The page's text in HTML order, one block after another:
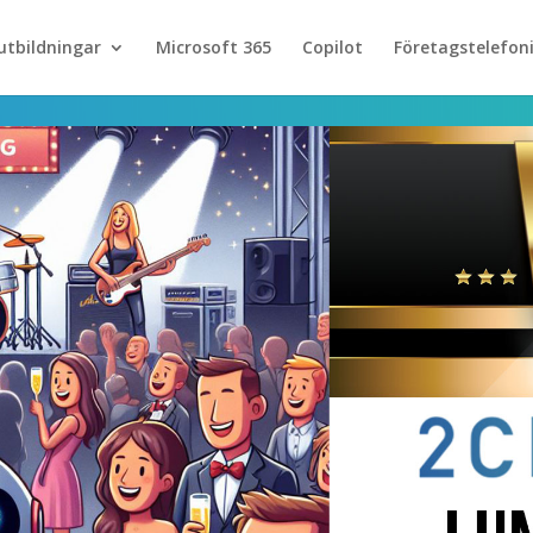
Microsoft 365 Copilot Företagstelefoni